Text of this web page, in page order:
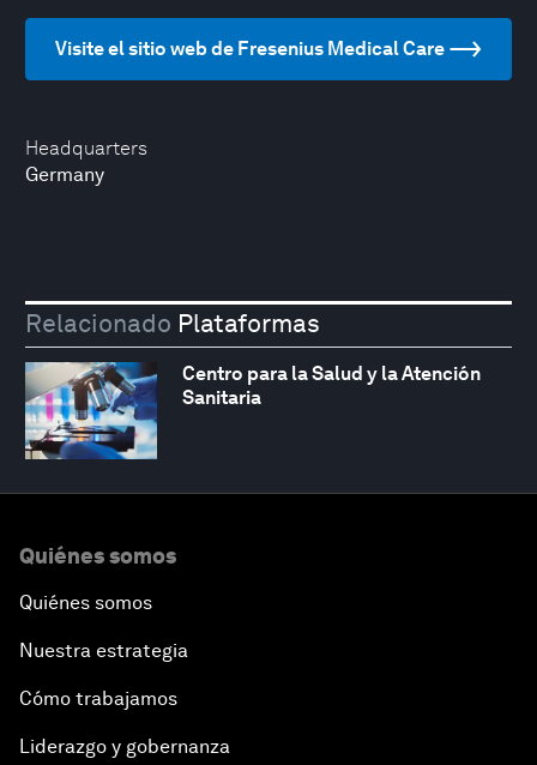
Headquarters
Germany
Visite el sitio web de Fresenius Medical Care
Relacionado Plataformas
Centro para la Salud y la Atención
Sanitaria
Quiénes somos
Quiénes somos
Nuestra estrategia
Cómo trabajamos
Liderazgo y gobernanza